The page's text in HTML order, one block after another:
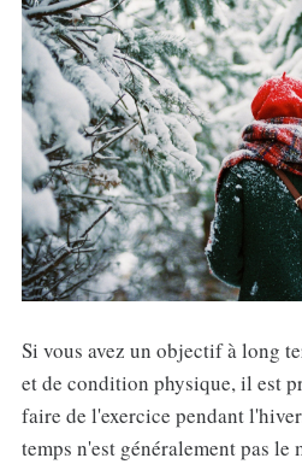
Si vous avez un objectif à long
et de condition physique, il est
faire de l'exercice pendant
temps n'est généralement pas